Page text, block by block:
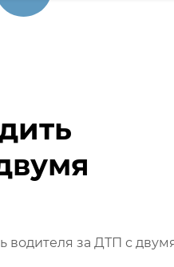
водителя за ДТП с